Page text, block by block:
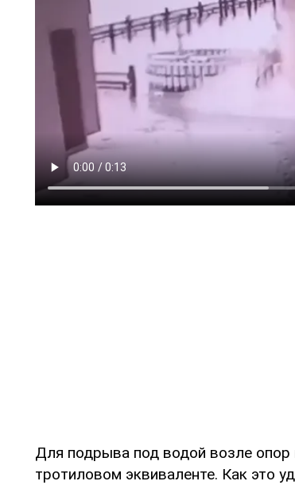
Для подрыва под водой возле
тротиловом эквиваленте. Как это